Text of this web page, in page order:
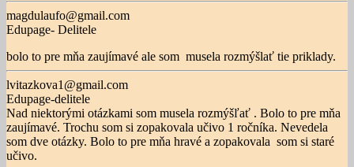
magdulaufo@gmail.com
Edupage- Delitele
bolo to pre mňa zaujímavé ale som musela rozmýšlať tie priklady.
lvitazkova1@gmail.com
Edupage-delitele
Nad niektorými otázkami som musela rozmýšľať . Bolo to pre mňa
zaujímavé. Trochu som si zopakovala učivo 1 ročníka. Nevedela
som dve otázky. Bolo to pre mňa hravé a zopakovala som si staré
učivo.